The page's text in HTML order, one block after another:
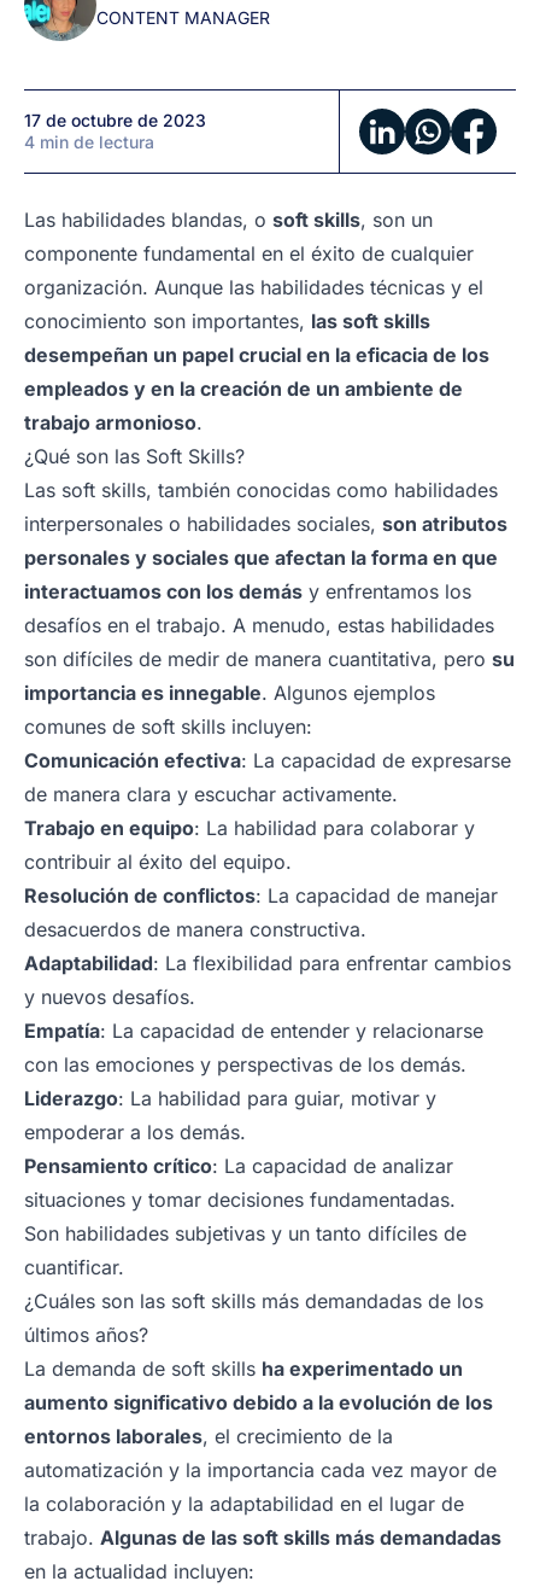
puedes CONTENT MANAGER
17 de octubre de 2023
4 min de lectura
Las habilidades blandas, o soft skills, son un
componente fundamental en el éxito de cualquier
organización. Aunque las habilidades técnicas y el
conocimiento son importantes, las soft skills
desempeñan un papel crucial en la eficacia de los
empleados y en la creación de un ambiente de
trabajo armonioso.
¿Qué son las Soft Skills?
Las soft skills, también conocidas como habilidades
interpersonales o habilidades sociales, son atributos
personales y sociales que afectan la forma en que
interactuamos con los demás y enfrentamos los
desafíos en el trabajo. A menudo, estas habilidades
son difíciles de medir de manera cuantitativa, pero su
importancia es innegable. Algunos ejemplos
comunes de soft skills incluyen:
Comunicación efectiva: La capacidad de expresarse
de manera clara y escuchar activamente.
Trabajo en equipo: La habilidad para colaborar y
contribuir al éxito del equipo.
Resolución de conflictos: La capacidad de manejar
desacuerdos de manera constructiva.
Adaptabilidad: La flexibilidad para enfrentar cambios
y nuevos desafíos.
Empatía: La capacidad de entender y relacionarse
con las emociones y perspectivas de los demás.
Liderazgo: La habilidad para guiar, motivar y
empoderar a los demás.
Pensamiento crítico: La capacidad de analizar
situaciones y tomar decisiones fundamentadas.
Son habilidades subjetivas y un tanto difíciles de
cuantificar.
¿Cuáles son las soft skills más demandadas de los
últimos años?
La demanda de soft skills ha experimentado un
aumento significativo debido a la evolución de los
entornos laborales, el crecimiento de la
automatización y la importancia cada vez mayor de
la colaboración y la adaptabilidad en el lugar de
trabajo. Algunas de las soft skills más demandadas
en la actualidad incluyen: